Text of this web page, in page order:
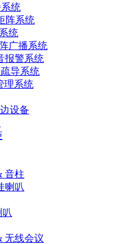
统
阵系统
统
广播系统
报警系统
导系统
理系统
设备
音柱
喇叭
无线会议